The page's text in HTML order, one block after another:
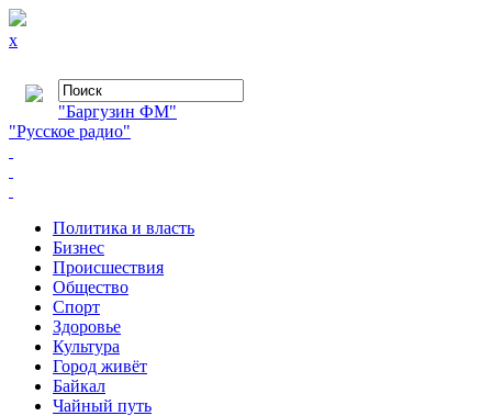
x
"Баргузин ФМ"
"Русское радио"
Политика и власть
Бизнес
Происшествия
Общество
Cпорт
Здоровье
Культура
Город живёт
Байкал
Чайный путь